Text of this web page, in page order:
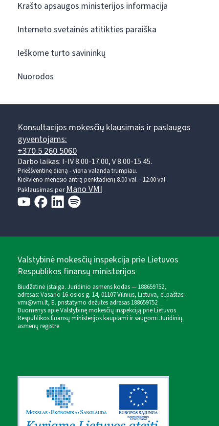
Krašto apsaugos ministerijos informacija
Interneto svetainės atitikties paraiška
Ieškome turto savininkų
Nuorodos
Konsultacijos mokesčių klausimais ir paslaugos
gyventojams:
+370 5 260 5060
Darbo laikas: I-IV 8.00-17.00, V 8.00-15.45.
Prieššventinę dieną - viena valanda trumpiau.
Kiekvieno mėnesio antrą penktadienį 8.00 val. - 12.00 val.
Paklausimas perMano VMI
Valstybinė mokesčių inspekcija prie Lietuvos
Respublikos finansų ministerijos
Biudžetinė įstaiga. Juridinio asmens kodas — 188659752,
adresas: Vasario 16-osios g. 14, 01107 Vilnius, Lietuva, el.paštas:
vmi@vmi.lt, E. pristatymo dėžutės adresas 188659752
Duomenys apie Valstybinę mokesčių inspekciją prie Lietuvos
Respublikos finansų ministerijos kaupiami ir saugomi Juridinių
asmenų registre